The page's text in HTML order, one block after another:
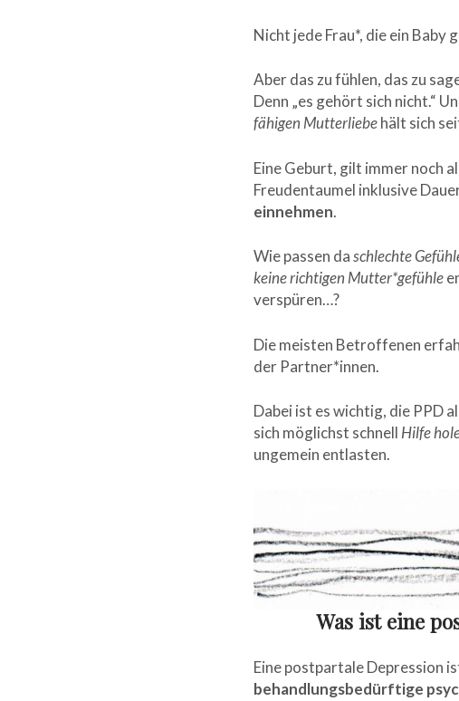
Nicht jede Frau*, die ein Baby
Aber das zu fühlen, das zu
Denn „es gehört sich nicht.“
fähigen Mutterliebehält sich
Eine Geburt, gilt immer noch
Freudentaumel inklusive
einnehmen.
Wie passen daschlechte
keine richtigen Mutter*gefühle
verspüren…?
Die meisten Betroffenen
der Partner*innen.
Dabei ist es wichtig, die PPD
sich möglichst schnell Hilfe
ungemein entlasten.
Was ist eine
Eine postpartale Depression
behandlungsbedürftige